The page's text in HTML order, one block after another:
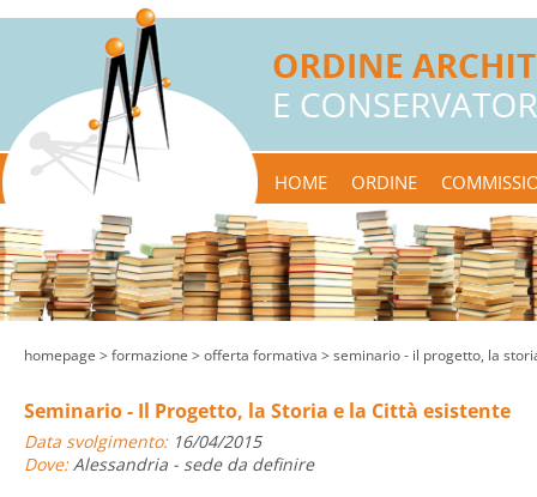
HOME ORDINE
homepage > formazione > offerta formativa > seminario - il progetto, la
Seminario - Il Progetto, la Storia e la Città esistente
Data svolgimento:16/04/2015
Dove:Alessandria - sede da definire